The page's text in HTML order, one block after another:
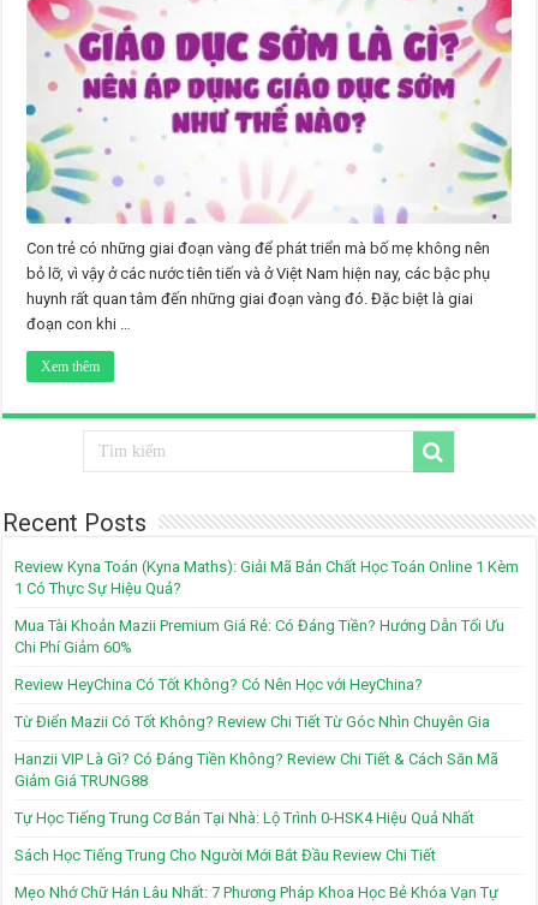
Con trẻ có những giai đoạn vàng để phát triển mà bố mẹ không nên
bỏ lỡ, vì vậy ở các nước tiên tiến và ở Việt Nam hiện nay, các bậc phụ
huynh rất quan tâm đến những giai đoạn vàng đó. Đặc biệt là giai
đoạn con khi …
Xem thêm
Recent Posts
Review Kyna Toán (Kyna Maths): Giải Mã Bản Chất Học Toán Online 1 Kèm
1 Có Thực Sự Hiệu Quả?
Mua Tài Khoản Mazii Premium Giá Rẻ: Có Đáng Tiền? Hướng Dẫn Tối Ưu
Chi Phí Giảm 60%
Review HeyChina Có Tốt Không? Có Nên Học với HeyChina?
Từ Điển Mazii Có Tốt Không? Review Chi Tiết Từ Góc Nhìn Chuyên Gia
Hanzii VIP Là Gì? Có Đáng Tiền Không? Review Chi Tiết & Cách Săn Mã
Giảm Giá TRUNG88
Tự Học Tiếng Trung Cơ Bản Tại Nhà: Lộ Trình 0-HSK4 Hiệu Quả Nhất
Sách Học Tiếng Trung Cho Người Mới Bắt Đầu Review Chi Tiết
Mẹo Nhớ Chữ Hán Lâu Nhất: 7 Phương Pháp Khoa Học Bẻ Khóa Vạn Tự